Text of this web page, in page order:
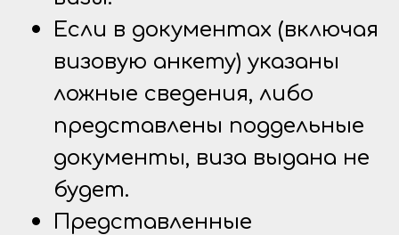
Если в документах (включая
визовую анкету) указаны
ложные сведения, либо
представлены поддельные
документы, виза выдана не
будет.
Представленные